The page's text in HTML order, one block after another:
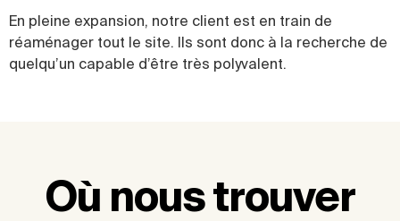
En pleine expansion, notre client est en train de
réaménager tout le site. Ils sont donc à la recherche de
quelqu’un capable d’être très polyvalent.
Où nous trouver